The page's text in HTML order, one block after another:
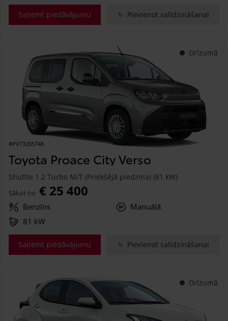
Saņemt piedāvājumu Pievienot salīdzināšanai
Drīzumā
#PVT3295748
Toyota Proace City Verso
Shuttle 1.2 Turbo M/T (Priekšējā piedziņa) (81 kW)
Sākot no € 25 400
Benzīns
Manuālā
81 kW
Saņemt piedāvājumu Pievienot salīdzināšanai
Drīzumā